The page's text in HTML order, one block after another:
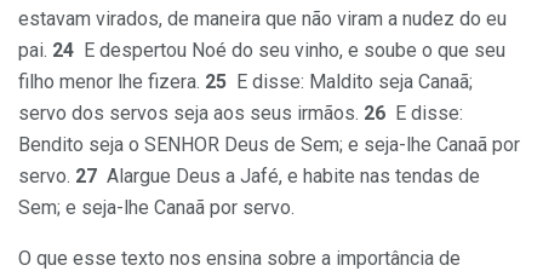
estavam virados, de maneira que não viram a nudez do eu
pai. 24 E despertou Noé do seu vinho, e soube o que seu
filho menor lhe fizera. 25 E disse: Maldito seja Canaã;
servo dos servos seja aos seus irmãos. 26 E disse:
Bendito seja o SENHOR Deus de Sem; e seja-lhe Canaã por
servo. 27 Alargue Deus a Jafé, e habite nas tendas de
Sem; e seja-lhe Canaã por servo.
O que esse texto nos ensina sobre a importância de